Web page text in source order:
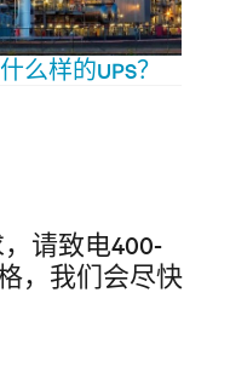
么样的UPS？
请致电400-
，我们会尽快